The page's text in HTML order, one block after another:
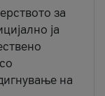
за
ја
на